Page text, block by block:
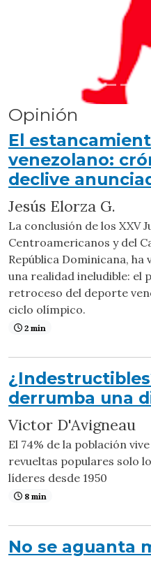
Opinión
El
venezolano:
declive
Jesús Elorza G.
La conclusión de los XXV
Centroamericanos y del
República Dominicana,
una realidad ineludible: el
retroceso del deporte
ciclo olímpico.
2 min
derrumba una
Victor D'Avigneau
El 74% de la población
revueltas populares solo
líderes desde 1950
8 min
No se aguanta